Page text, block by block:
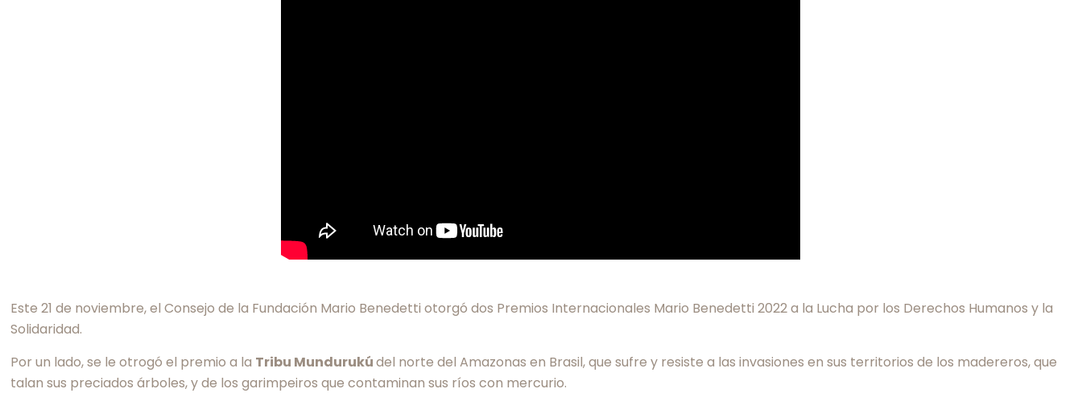
Este 21 de noviembre, el Consejo de la Fundación Mario Benedetti otorgó dos Premios Internacionales Mario Benedetti 2022 a la Lucha por los Derechos Humanos y la
Solidaridad.
Por un lado, se le otrogó el premio a la Tribu Mundurukúdel norte del Amazonas en Brasil, que sufre y resiste a las invasiones en sus territorios de los madereros, que
talan sus preciados árboles, y de los garimpeiros que contaminan sus ríos con mercurio.